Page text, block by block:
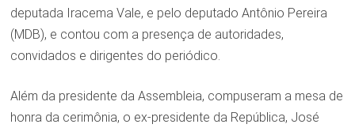
deputada Iracema Vale, e pelo deputado Antônio Pereira
(MDB), e contou com a presença de autoridades,
convidados e dirigentes do periódico.
Além da presidente da Assembleia, compuseram a mesa de
honra da cerimônia, o ex-presidente da República, José